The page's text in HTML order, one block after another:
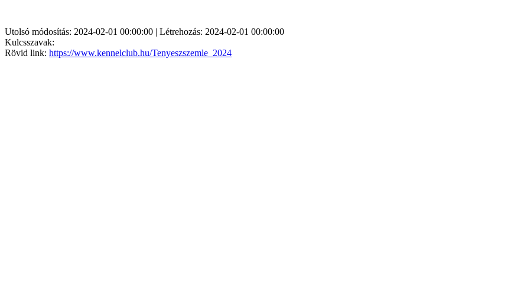
Utolsó módosítás: 2024-02-01 00:00:00 | Létrehozás: 2024-02-01 00:00:00
Kulcsszavak:
Rövid link: https://www.kennelclub.hu/Tenyeszszemle_2024